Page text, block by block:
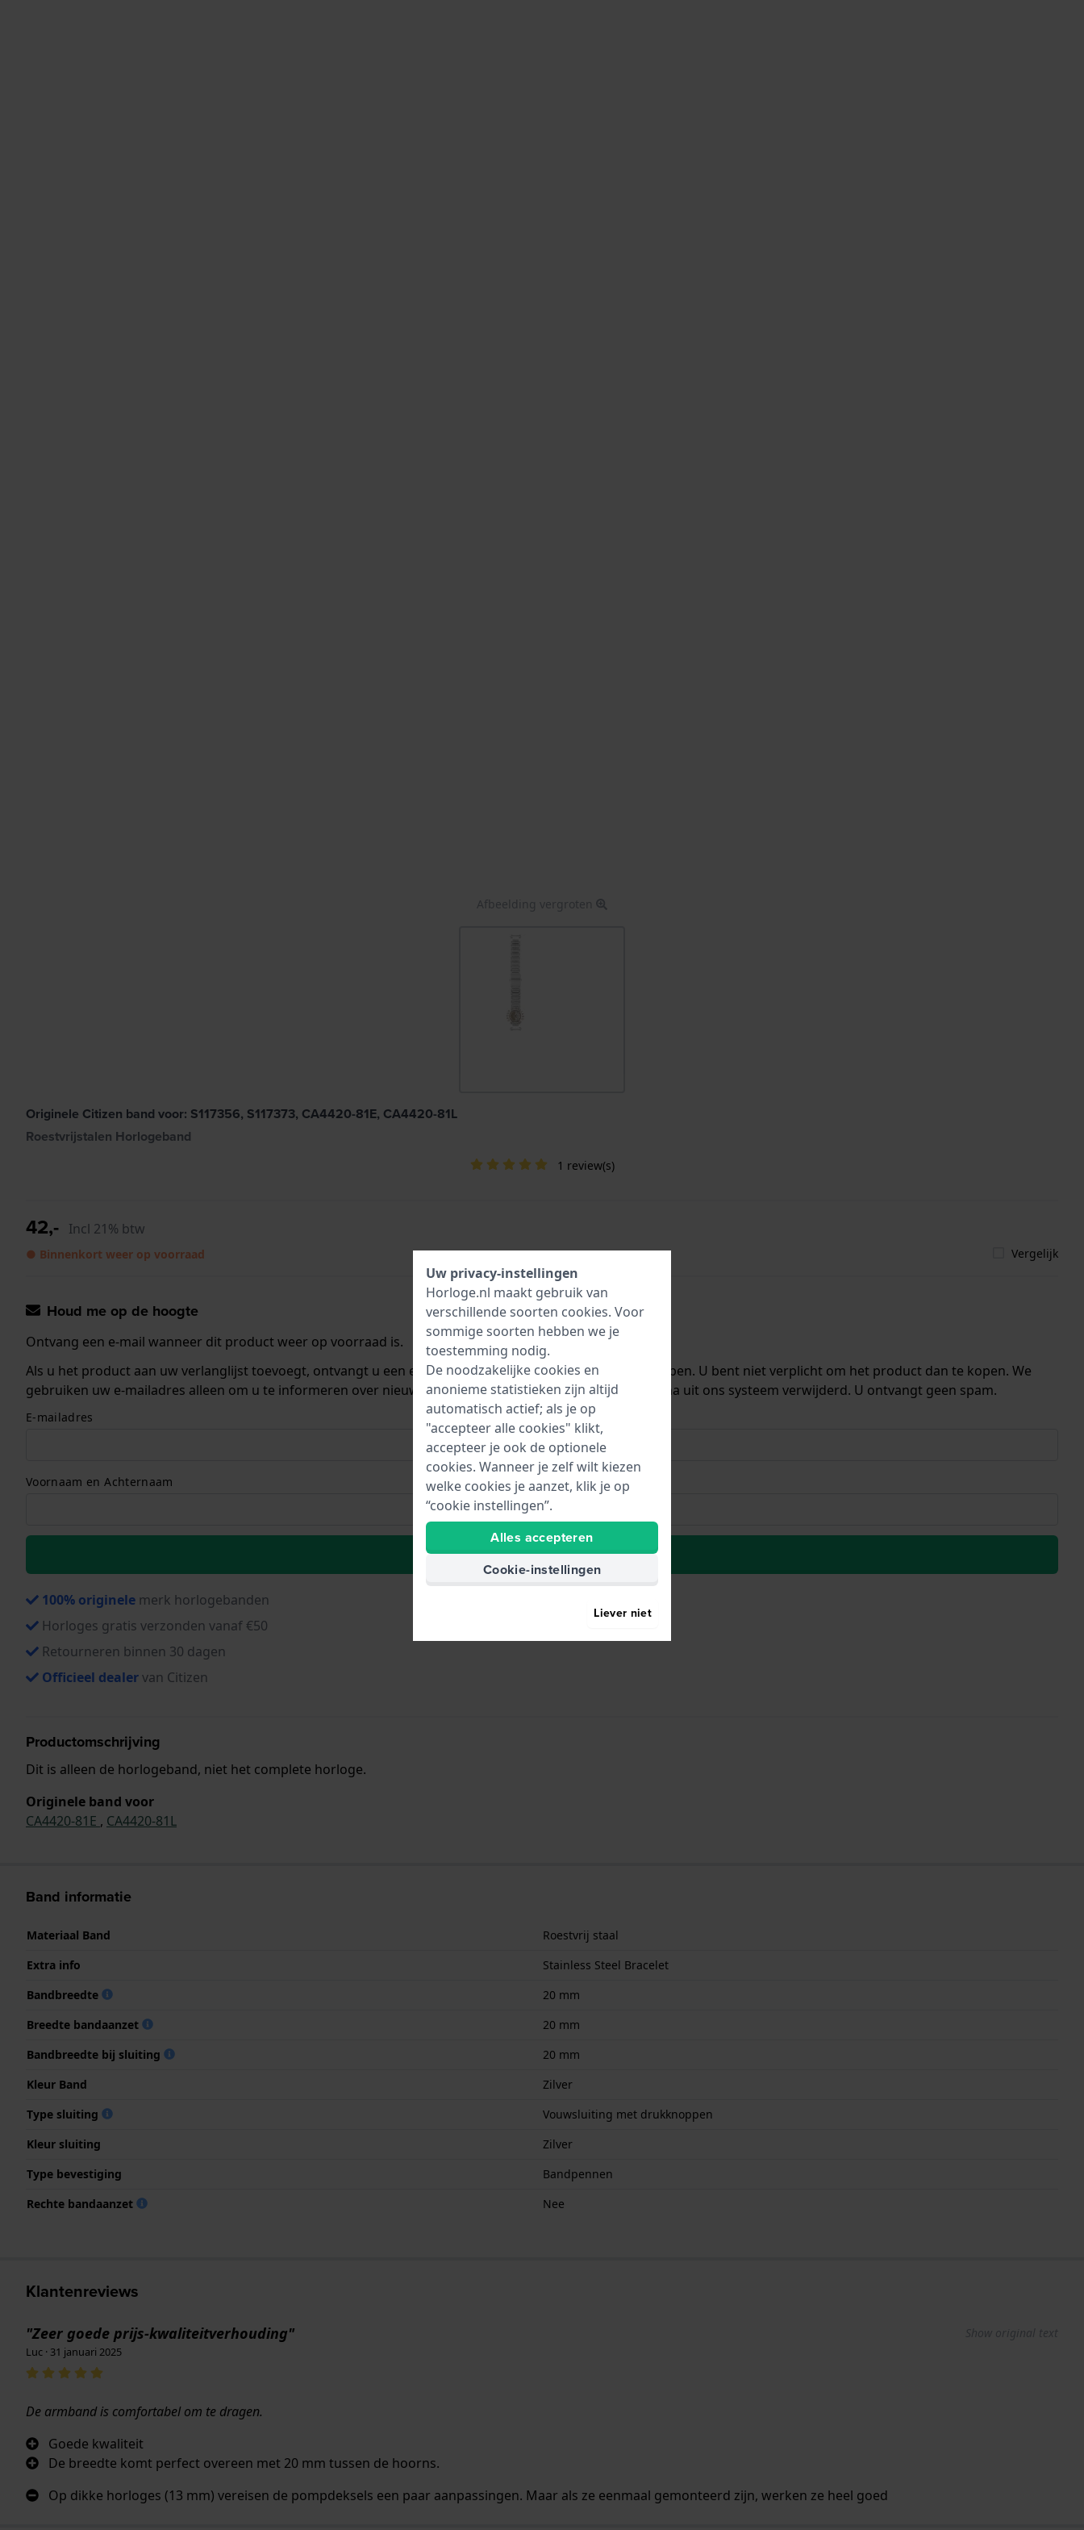
Afbeelding vergroten
Originele Citizen band voor: S117356, S117373, CA4420-81E, CA4420-81L
Roestvrijstalen Horlogeband
1 review(s)
42,- Incl 21% btw
● Binnenkort weer op voorraad Vergelijk
Houd me op de hoogte
Ontvang een e-mail wanneer dit product weer op voorraad is.
Als u het product aan uw verlanglijst toevoegt, ontvangt u een e-mail zodra we het weer op voorraad hebben. U bent niet verplicht om het product dan te kopen. We
gebruiken uw e-mailadres alleen om u te informeren over nieuwe voorraad. Het wordt onmiddellijk daarna uit ons systeem verwijderd. U ontvangt geen spam.
E-mailadres
Voornaam en Achternaam
Plaats in wenslijst
100% originele merk horlogebanden
Horloges gratis verzonden vanaf €50
Retourneren binnen 30 dagen
Officieel dealervan Citizen
Productomschrijving
Dit is alleen de horlogeband, niet het complete horloge.
Originele band voor
CA4420-81E , CA4420-81L
Band informatie
Materiaal Band
Roestvrij staal
Extra info
Stainless Steel Bracelet
Bandbreedte
20 mm
Breedte bandaanzet
20 mm
Bandbreedte bij sluiting
20 mm
Kleur Band
Zilver
Type sluiting
Vouwsluiting met drukknoppen
Kleur sluiting
Zilver
Type bevestiging
Bandpennen
Rechte bandaanzet
Nee
Klantenreviews
"Zeer goede prijs-kwaliteitverhouding" Show original text
Luc · 31 januari 2025
De armband is comfortabel om te dragen.
Goede kwaliteit
De breedte komt perfect overeen met 20 mm tussen de hoorns.
Op dikke horloges (13 mm) vereisen de pompdeksels een paar aanpassingen. Maar als ze eenmaal gemonteerd zijn, werken ze heel goed
Uw privacy-instellingen
Horloge.nl maakt gebruik van
verschillende soorten cookies. Voor
sommige soorten hebben we je
toestemming nodig.
De noodzakelijke cookies en
anonieme statistieken zijn altijd
automatisch actief; als je op
"accepteer alle cookies" klikt,
accepteer je ook de optionele
cookies. Wanneer je zelf wilt kiezen
welke cookies je aanzet, klik je op
“cookie instellingen”.
Alles accepteren
Cookie-instellingen
Liever niet